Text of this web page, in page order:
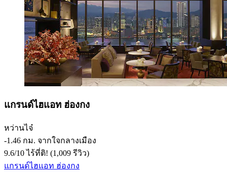
แกรนด์ไฮแอท ฮ่องกง
หว่านไจ๋
‐1.46 กม. จากใจกลางเมือง
9.6/10ไร้ที่ติ! (1,009 รีวิว)
แกรนด์ไฮแอท ฮ่องกง